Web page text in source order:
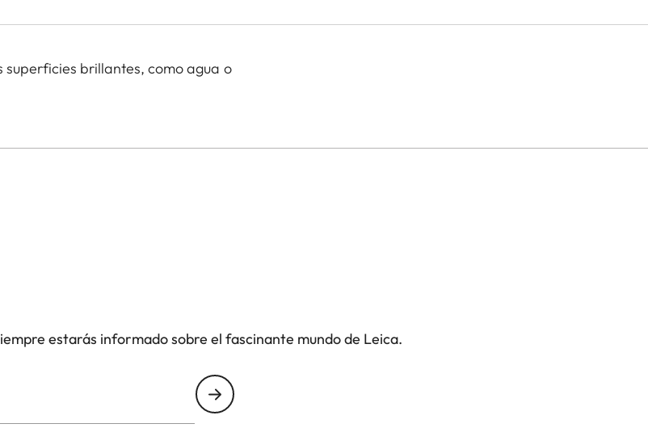
brillantes, como agua o
estarás informado sobre el fascinante mundo de Leica.